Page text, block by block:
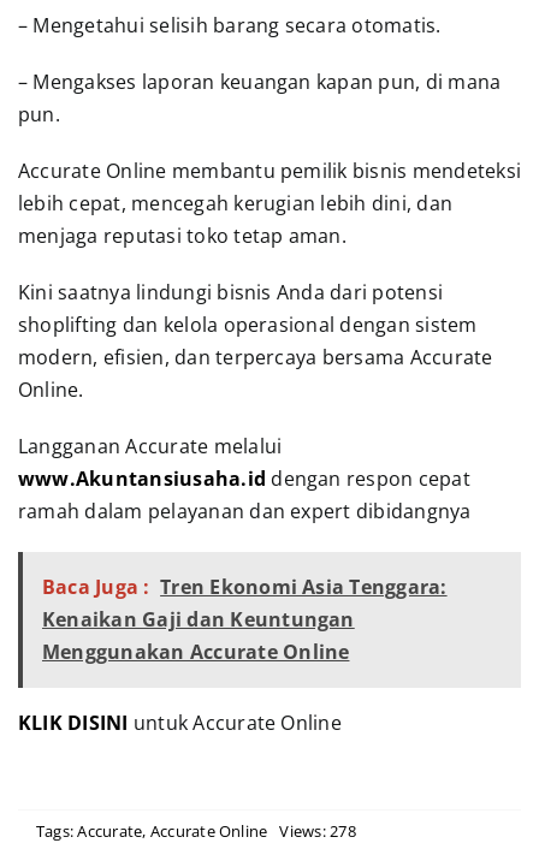
– Mengetahui selisih barang secara otomatis.
– Mengakses laporan keuangan kapan pun, di mana
pun.
Accurate Online membantu pemilik bisnis mendeteksi
lebih cepat, mencegah kerugian lebih dini, dan
menjaga reputasi toko tetap aman.
Kini saatnya lindungi bisnis Anda dari potensi
shoplifting dan kelola operasional dengan sistem
modern, efisien, dan terpercaya bersama Accurate
Online.
Langganan Accurate melalui
www.Akuntansiusaha.id dengan respon cepat
ramah dalam pelayanan dan expert dibidangnya
Baca Juga : Tren Ekonomi Asia Tenggara:
Kenaikan Gaji dan Keuntungan
Menggunakan Accurate Online
KLIK DISINI untuk Accurate Online
Tags:Accurate, Accurate Online Views: 278